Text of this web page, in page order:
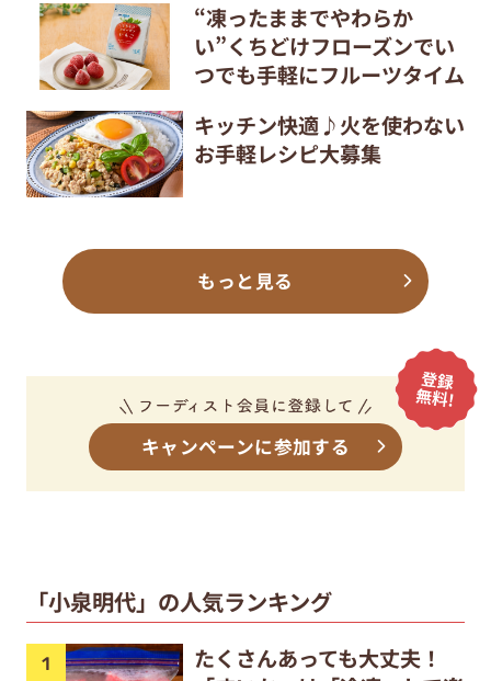
“凍ったままでやわらか
い”くちどけフローズンでい
つでも手軽にフルーツタイム
キッチン快適♪火を使わない
お手軽レシピ大募集
もっと見る
キャンペーンに参加する
「小泉明代」の人気ランキング
たくさんあっても大丈夫！